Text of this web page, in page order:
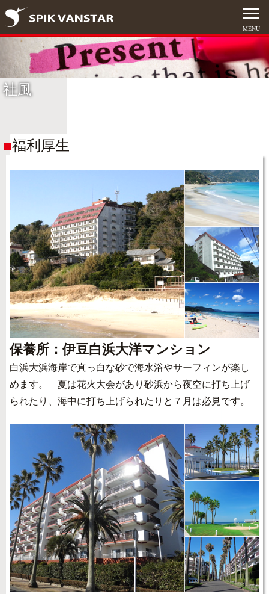
社風
福利厚生
保養所：伊豆白浜大洋マンション
白浜大浜海岸で真っ白な砂で海水浴やサーフィンが楽し
めます。 夏は花火大会があり砂浜から夜空に打ち上げ
られたり、海中に打ち上げられたりと７月は必見です。